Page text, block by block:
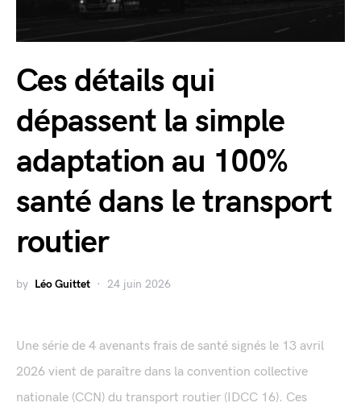
Ces détails qui
dépassent la simple
adaptation au 100%
santé dans le transport
routier
by Léo Guittet 24 juin 2026
Une série de 4 avenants frais de santé signés le 13 avril
2026 vient de paraître dans la convention collective
nationale (CCN) du transport routier (IDCC 16). Ces